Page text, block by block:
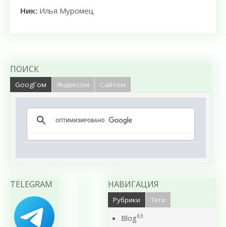
Ник: Илья Муромец
ПОИСК
Googl`ом Яндексом Сайтом
TELEGRAM НАВИГАЦИЯ
Рубрики Теги
Blog63